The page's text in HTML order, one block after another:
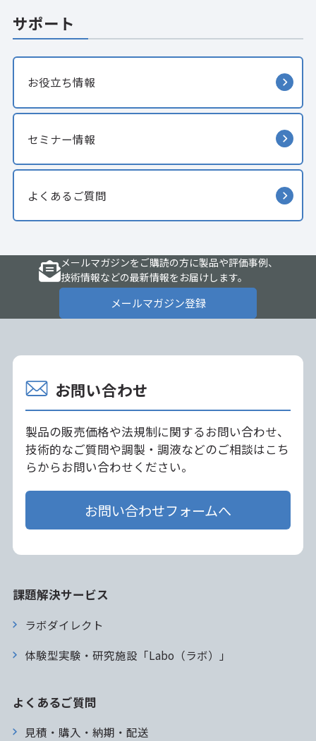
サポート
お役立ち情報
セミナー情報
よくあるご質問
メールマガジンをご購読の方に製品や評価事例、
技術情報などの最新情報をお届けします。
メールマガジン登録
お問い合わせ
製品の販売価格や法規制に関するお問い合わせ、
技術的なご質問や調製・調液などのご相談はこち
らからお問い合わせください。
お問い合わせフォームへ
課題解決サービス
ラボダイレクト
体験型実験・研究施設「Labo（ラボ）」
よくあるご質問
見積・購入・納期・配送